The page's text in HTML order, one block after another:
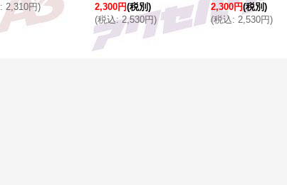
: 2,310円) 2,300円(税別)
(税込: 2,530円)
2,300円(税別)
(税込: 2,530円)